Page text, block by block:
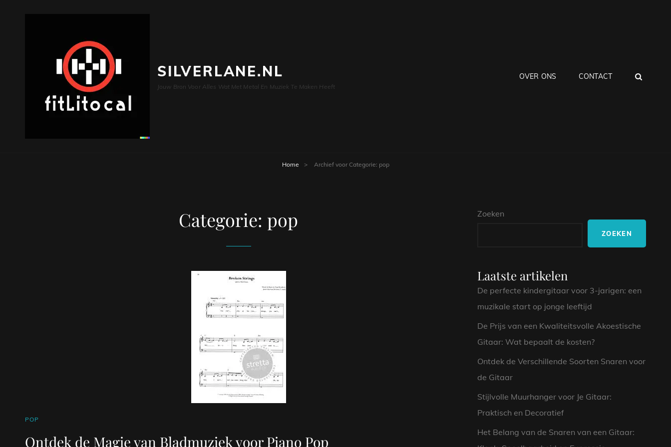
SILVERLANE.NL
Jouw Bron Voor Alles Wat Met Metal En Muziek Te Maken Heeft
OVER ONS CONTACT
Home > Archief voor Categorie: pop
Categorie:pop
CAT
POP
Ontdek de Magie van Bladmuziek voor Piano Pop
Zoeken
ZOEKEN
Laatste artikelen
De perfecte kindergitaar voor 3-jarigen: een
muzikale start op jonge leeftijd
De Prijs van een Kwaliteitsvolle Akoestische
Gitaar: Wat bepaalt de kosten?
Ontdek de Verschillende Soorten Snaren voor
de Gitaar
Stijlvolle Muurhanger voor Je Gitaar:
Praktisch en Decoratief
Het Belang van de Snaren van een Gitaar: